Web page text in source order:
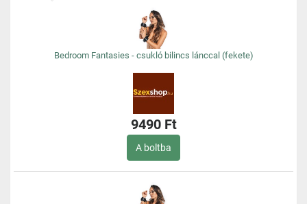
Bedroom Fantasies - csukló bilincs lánccal (fekete)
9490 Ft
A boltba